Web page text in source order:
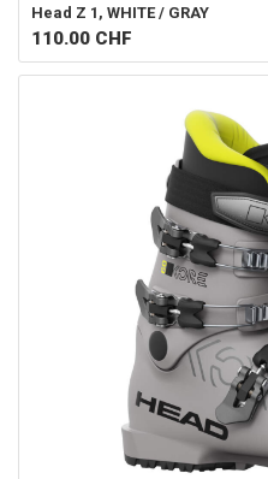
Head Z 1, WHITE / GRAY
110.00 CHF